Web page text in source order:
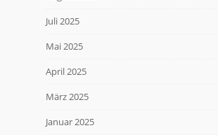
Juli 2025
Mai 2025
April 2025
März 2025
Januar 2025